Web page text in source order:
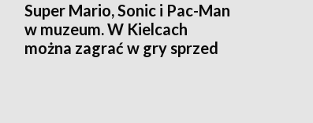
Super Mario, Sonic i Pac-Man
w muzeum. W Kielcach
można zagrać w gry sprzed